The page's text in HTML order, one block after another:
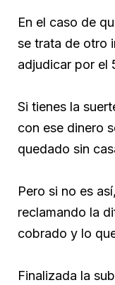
En el caso de
se trata de otro
adjudicar por el
Si tienes la
con ese dinero
quedado sin
Pero si no es
reclamando la
cobrado y lo
Finalizada la